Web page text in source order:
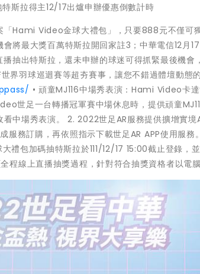
斯拉得主12/17出爐申辦優惠倒數計時
「Hami Video金球大禮包」，只要888元不僅可
會將最大獎百萬特斯拉開回家註3；中華電信12
抽出特斯拉，還未申辦的球迷可得抓緊最後機
世界羽球巡迴賽等超夯賽事，讓您不錯過體壇動態
• 頑童MJ116中場秀表演：Hami Video卡
世足一台轉播冠軍賽中場休息時，提供頑童
中場秀表演。 2. 2022世足AR服務提供擴增實
務訂購，再依照指示下載世足AR APP使用服務
禮包加碼抽特斯拉於111/12/17 15:00截止登錄
線上直播抽獎過程，針對符合抽獎資格者以電